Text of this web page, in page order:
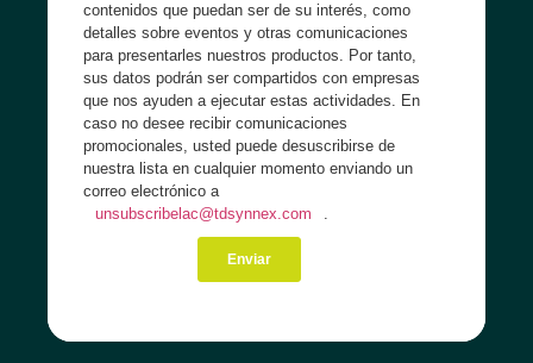
contenidos que puedan ser de su interés, como
detalles sobre eventos y otras comunicaciones
para presentarles nuestros productos. Por tanto,
sus datos podrán ser compartidos con empresas
que nos ayuden a ejecutar estas actividades. En
caso no desee recibir comunicaciones
promocionales, usted puede desuscribirse de
nuestra lista en cualquier momento enviando un
correo electrónico a
unsubscribelac@tdsynnex.com
.
Enviar